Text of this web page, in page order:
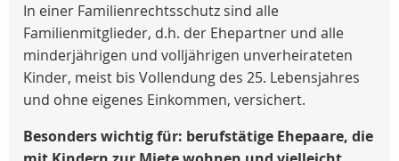
In einer Familienrechtsschutz sind alle
Familienmitglieder, d.h. der Ehepartner und alle
minderjährigen und volljährigen unverheirateten
Kinder, meist bis Vollendung des 25. Lebensjahres
und ohne eigenes Einkommen, versichert.
Besonders wichtig für: berufstätige Ehepaare, die